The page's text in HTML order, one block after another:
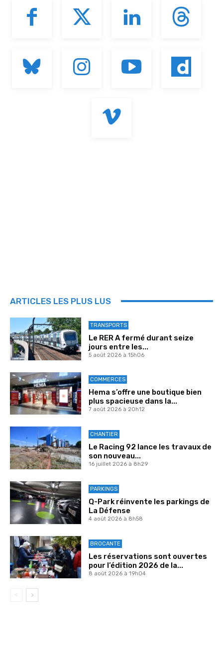
ARTICLES LES PLUS LUS
TRANSPORTS
Le RER A fermé durant seize
jours entre les...
5 août 2026 à 15h06
COMMERCES
Hema s’offre une boutique bien
plus spacieuse dans la...
7 août 2026 à 20h12
CHANTIER
Le Racing 92 lance les travaux de
son nouveau...
16 juillet 2026 à 8h29
PARKINGS
Q-Park réinvente les parkings de
La Défense
4 août 2026 à 8h58
BROCANTE
Les réservations sont ouvertes
pour l’édition 2026 de la...
8 août 2026 à 19h04